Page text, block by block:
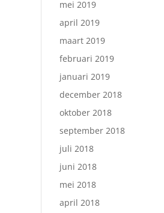
mei 2019
april 2019
maart 2019
februari 2019
januari 2019
december 2018
oktober 2018
september 2018
juli 2018
juni 2018
mei 2018
april 2018